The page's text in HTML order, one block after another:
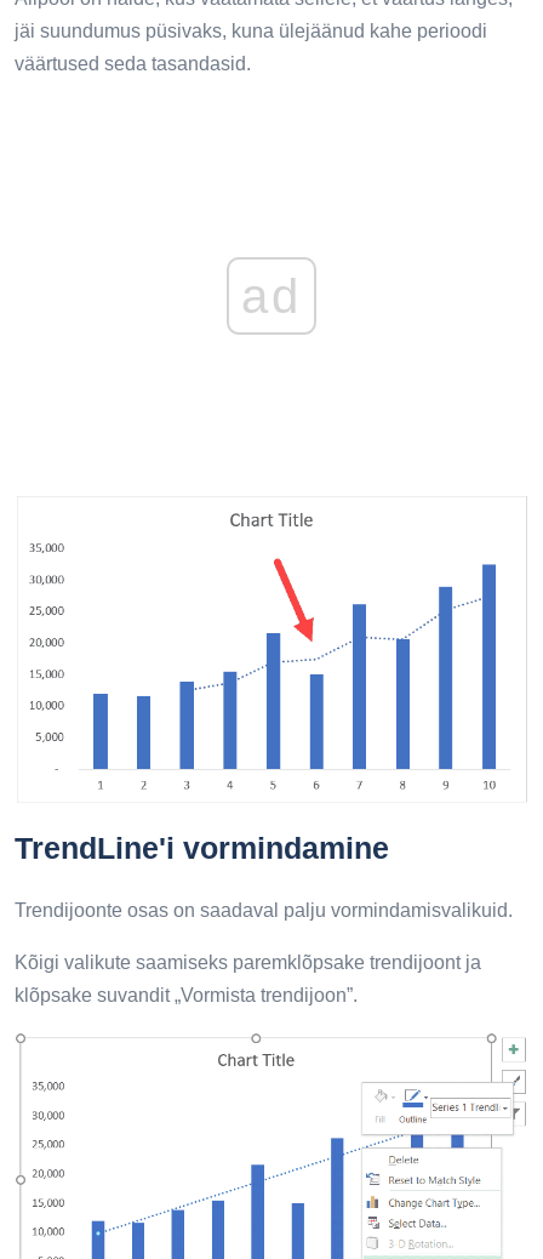
jäi suundumus püsivaks, kuna ülejäänud kahe perioodi
väärtused seda tasandasid.
ad
TrendLine'i vormindamine
Trendijoonte osas on saadaval palju vormindamisvalikuid.
Kõigi valikute saamiseks paremklõpsake trendijoont ja
klõpsake suvandit „Vormista trendijoon”.